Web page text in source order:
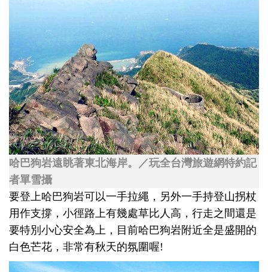
哈巴狗岩遠眺著東北海岸。／玩全台灣旅遊網特約記
者單雪攝
要登上哈巴狗岩可以一手拉繩，另外一手持登山拐杖
用作支撐，小徑路上有幾處草比人高，行走之間還是
要特別小心安全為上，目前哈巴狗岩附近全是盛開的
白色芒花，非常有秋天的氛圍喔!